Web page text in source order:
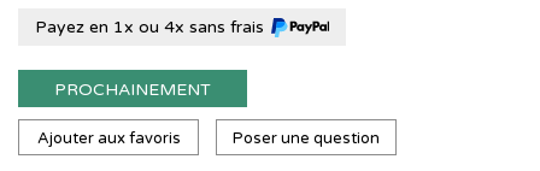
Payez en 1x ou 4x sans frais
PROCHAINEMENT
Ajouter aux favoris Poser une question